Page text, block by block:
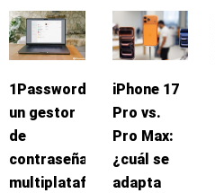
1Password:
un gestor
de
contraseñas
multiplataforma
iPhone 17
Pro vs.
Pro Max:
¿cuál se
adapta